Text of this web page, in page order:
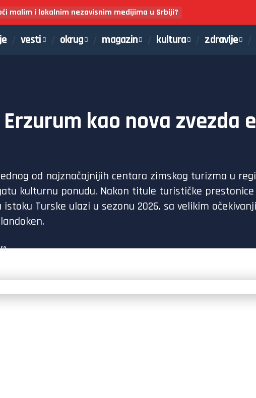
malim i lokalnim nezavisnim medijima u Srbiji?
vesti okrug magazin kultura zdravlje
kao nova zvezda
od najznačajnijih centara zimskog turizma u
kulturnu ponudu. Nakon titule turističke
Turske ulazi u sezonu 2026. sa velikim